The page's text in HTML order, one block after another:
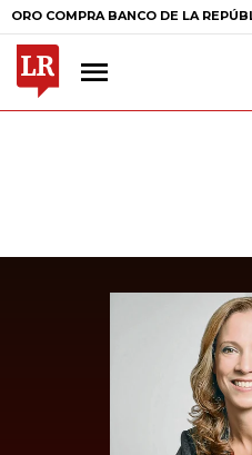
BANCO DE LA REPÚBLICA $